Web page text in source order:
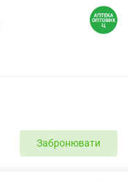
Забронювати